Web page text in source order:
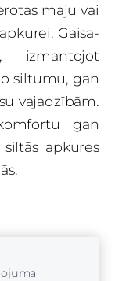
māju vai
Gaisa-
izmantojot
siltumu, gan
vajadzībām.
gan
siltās apkures